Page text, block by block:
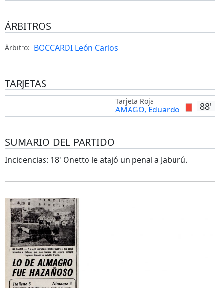
ÁRBITROS
Árbitro: BOCCARDI León Carlos
TARJETAS
88'
Tarjeta Roja
AMAGO, Eduardo
SUMARIO DEL PARTIDO
Incidencias: 18' Onetto le atajó un penal a Jaburú.